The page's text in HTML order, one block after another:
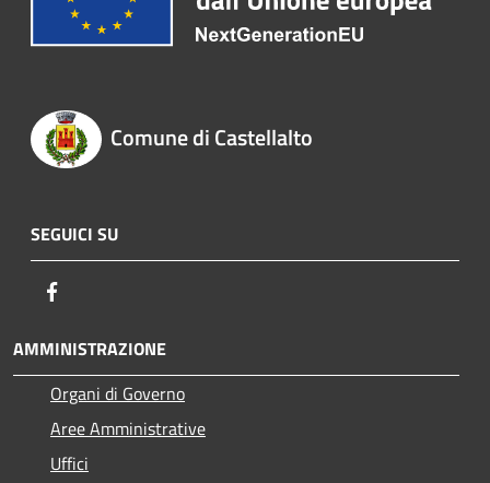
Comune di Castellalto
SEGUICI SU
AMMINISTRAZIONE
Organi di Governo
Aree Amministrative
Uffici